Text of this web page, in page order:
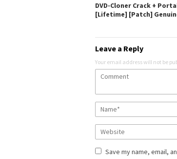
DVD-Cloner Crack +
[Lifetime] [Patch]
Leave a Reply
Your email address will not be
Save my name, email,